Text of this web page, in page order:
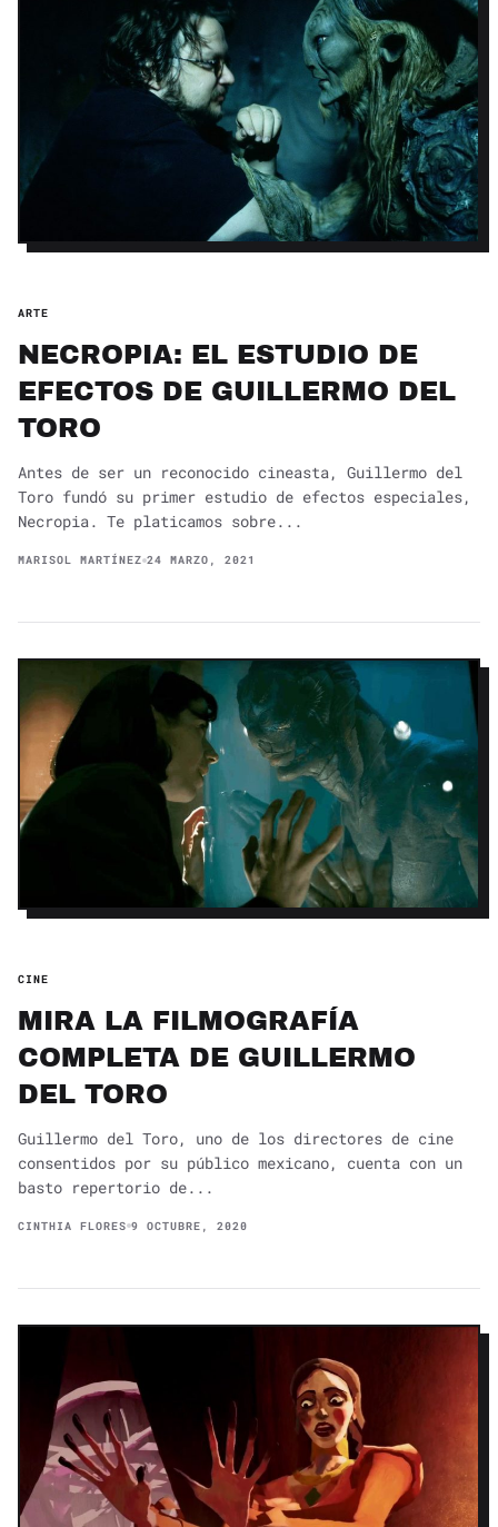
ARTE
NECROPIA: EL ESTUDIO DE
EFECTOS DE GUILLERMO DEL
TORO
Antes de ser un reconocido cineasta, Guillermo del
Toro fundó su primer estudio de efectos especiales,
Necropia. Te platicamos sobre...
MARISOL MARTÍNEZ 24 MARZO, 2021
CINE
MIRA LA FILMOGRAFÍA
COMPLETA DE GUILLERMO
DEL TORO
Guillermo del Toro, uno de los directores de cine
consentidos por su público mexicano, cuenta con un
basto repertorio de...
CINTHIA FLORES 9 OCTUBRE, 2020